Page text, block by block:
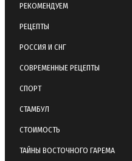
РЕКОМЕНДУЕМ
РЕЦЕПТЫ
РОССИЯ И СНГ
СОВРЕМЕННЫЕ РЕЦЕПТЫ
СПОРТ
СТАМБУЛ
СТОИМОСТЬ
ТАЙНЫ ВОСТОЧНОГО ГАРЕМА